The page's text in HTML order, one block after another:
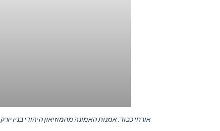
אורחי כבוד: אמנות האמונה מהמוזיאון היהודי בניו יורק